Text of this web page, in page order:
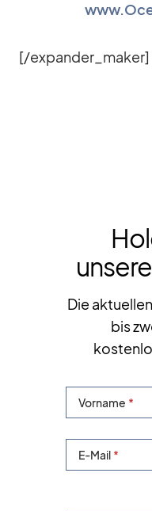
[/​expander_​maker]
Die
bis
Vorname
E-Mail